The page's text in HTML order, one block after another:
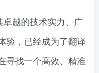
越的技术实力、广
验，已经成为了翻译
寻找一个高效、精准